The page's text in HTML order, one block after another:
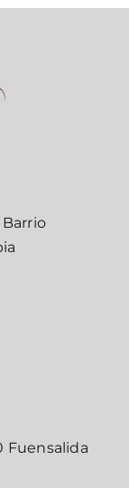
Barrio
Fuensalida